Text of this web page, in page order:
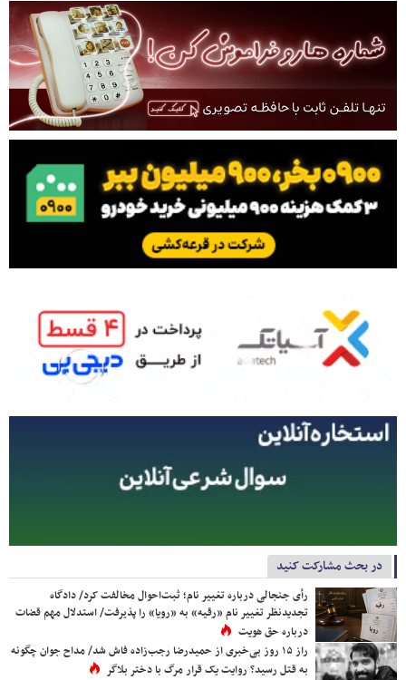
در بحث مشارکت کنید
رأی جنجالی درباره تغییر نام؛ ثبت‌احوال مخالفت کرد/ دادگاه
تجدیدنظر تغییر نام «رقیه» به «رویا» را پذیرفت/ استدلال مهم قضات
درباره حق هویت
راز ۱۵ روز بی‌خبری از حمیدرضا رجب‌زاده فاش شد/ مداح جوان چگونه
به قتل رسید؟ روایت یک قرار مرگ با دختر بلاگر